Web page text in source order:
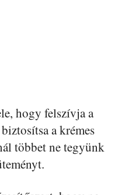
hogy felszívja a
a krémes
többet ne tegyünk